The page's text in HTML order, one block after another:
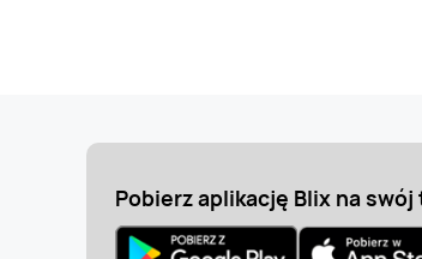
Pobierz aplikację Blix na